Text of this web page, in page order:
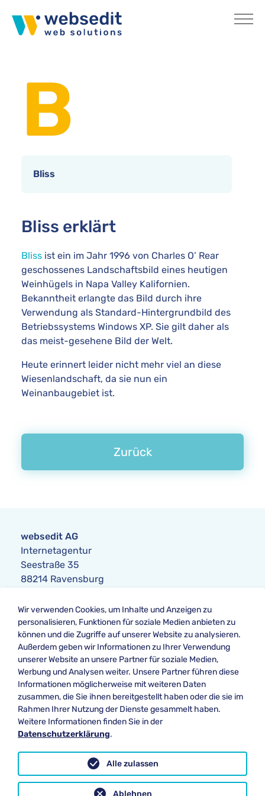
Home Internetlexikon
B
Bliss
Bliss erklärt
Bliss ist ein im Jahr 1996 von Charles O’ Rear
geschossenes Landschaftsbild eines heutigen
Weinhügels in Napa Valley Kalifornien.
Bekanntheit erlangte das Bild durch ihre
Verwendung als Standard-Hintergrundbild des
Betriebssystems Windows XP. Sie gilt daher als
das meist-gesehene Bild der Welt.
Heute erinnert leider nicht mehr viel an diese
Wiesenlandschaft, da sie nun ein
Weinanbaugebiet ist.
Zurück
websedit AG
Internetagentur
Seestraße 35
88214 Ravensburg
Telefon:+49 751 354104-0
Telefax: +49 751 354104-42
E-Mail:anfrage@websedit.de
Datenschutz
Impressum
Unsere Bewertung bei
★★★★★ Google
Wir verwenden Cookies, um Inhalte und Anzeigen zu
personalisieren, Funktionen für soziale Medien anbieten zu
können und die Zugriffe auf unserer Website zu analysieren.
Außerdem geben wir Informationen zu Ihrer Verwendung
unserer Website an unsere Partner für soziale Medien,
Werbung und Analysen weiter. Unsere Partner führen diese
Informationen möglicherweise mit weiteren Daten
zusammen, die Sie ihnen bereitgestellt haben oder die sie im
Rahmen Ihrer Nutzung der Dienste gesammelt haben.
Weitere Informationen finden Sie in der
Datenschutzerklärung.
Ablehnen
Alle zulassen